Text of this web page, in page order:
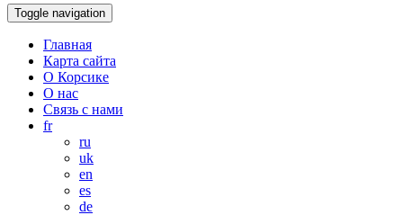
Toggle navigation
Главная
Карта сайта
О Корсике
О нас
Связь с нами
fr
ru
uk
en
es
de